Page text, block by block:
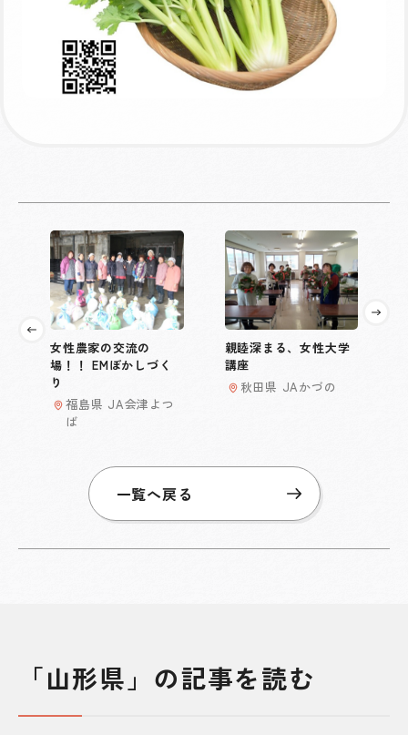
女性農家の交流の
場！！ EMぼかしづく
り
福島県 JA会津よつ
ば
親睦深まる、女性大学
講座
秋田県 JAかづの
一覧へ戻る
「山形県」の記事を読む